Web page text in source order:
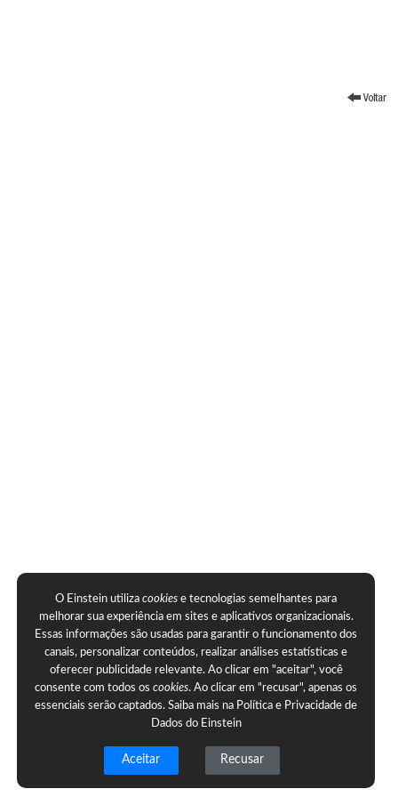
O Einstein utilizacookies e tecnologias semelhantes para
melhorar sua experiência em sites e aplicativos organizacionais.
Essas informações são usadas para garantir o funcionamento dos
canais, personalizar conteúdos, realizar análises estatísticas e
oferecer publicidade relevante. Ao clicar em "aceitar", você
consente com todos oscookies. Ao clicar em "recusar", apenas os
essenciais serão captados. Saiba mais na Política e Privacidade de
Dados do Einstein
Aceitar Recusar